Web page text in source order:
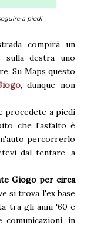
a piedi
compirà un
sulla destra uno
Su Maps questo
, dunque non
procedete a piedi
che l'asfalto è
percorrerlo
dal tentare, a
Giogo per circa
si trova l'ex base
tra gli anni '60 e
in